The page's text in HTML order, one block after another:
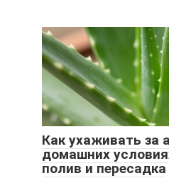
Как ухаживать за
домашних
полив и пересадка